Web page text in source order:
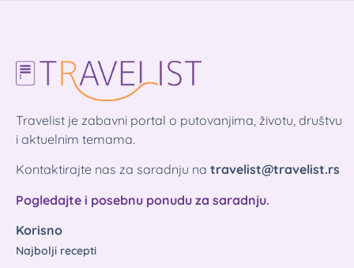
Travelist je zabavni portal o putovanjima, životu, društvu
i aktuelnim temama.
Kontaktirajte nas za saradnju na travelist@travelist.rs
Pogledajte i posebnu ponudu za saradnju.
Korisno
Najbolji recepti